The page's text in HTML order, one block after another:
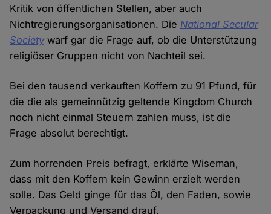
Kritik von öffentlichen Stellen, aber auch
Nichtregierungsorganisationen. Die National Secular
Society warf gar die Frage auf, ob die Unterstützung
religiöser Gruppen nicht von Nachteil sei.
Bei den tausend verkauften Koffern zu 91 Pfund, für
die die als gemeinnützig geltende Kingdom Church
noch nicht einmal Steuern zahlen muss, ist die
Frage absolut berechtigt.
Zum horrenden Preis befragt, erklärte Wiseman,
dass mit den Koffern kein Gewinn erzielt werden
solle. Das Geld ginge für das Öl, den Faden, sowie
Verpackung und Versand drauf.